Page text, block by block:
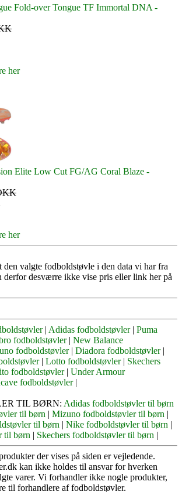
Fold-over Tongue TF Immortal DNA -
her
Elite Low Cut FG/AG Coral Blaze -
her
valgte fodboldstøvle i den data vi har fra
derfor desværre ikke vise pris eller link her på
| Adidas fodboldstøvler| Puma
fodboldstøvler| New Balance
fodboldstøvler| Diadora fodboldstøvler|
| Lotto fodboldstøvler| Skechers
fodboldstøvler| Under Armour
fodboldstøvler|
TIL BØRN: Adidas fodboldstøvler til børn
til børn | Mizuno fodboldstøvler til børn |
til børn | Nike fodboldstøvler til børn |
til børn | Skechers fodboldstøvler til børn |
der vises på siden er vejledende.
kan ikke holdes til ansvar for hverken
varer. Vi forhandler ikke nogle produkter,
til forhandlere af fodboldstøvler.